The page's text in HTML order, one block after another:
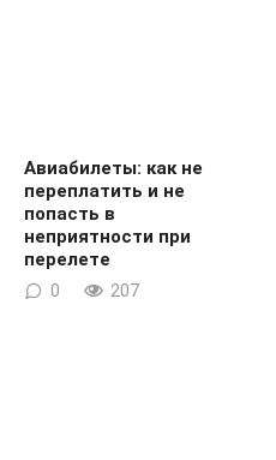
Авиабилеты: как не
переплатить и не
попасть в
неприятности при
перелете
0 207